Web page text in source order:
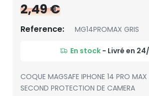
2,49 €
Reference: MG14PROMAX GRIS
En stock - Livré en
COQUE MAGSAFE IPHONE 14 PRO MAX
SECOND PROTECTION DE CAMERA